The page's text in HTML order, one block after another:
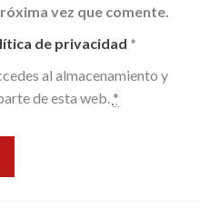
vez que comente.
de privacidad *
al almacenamiento y
de esta web. *